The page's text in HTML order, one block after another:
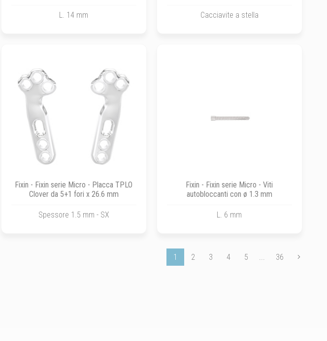
L. 14 mm Cacciavite a stella
Fixin - Fixin serie Micro - Placca TPLO
Clover da 5+1 fori x 26.6 mm
Spessore 1.5 mm - SX
Fixin - Fixin serie Micro - Viti
autobloccanti con ø 1.3 mm
L. 6 mm
1 2 3 4 5 ... 36